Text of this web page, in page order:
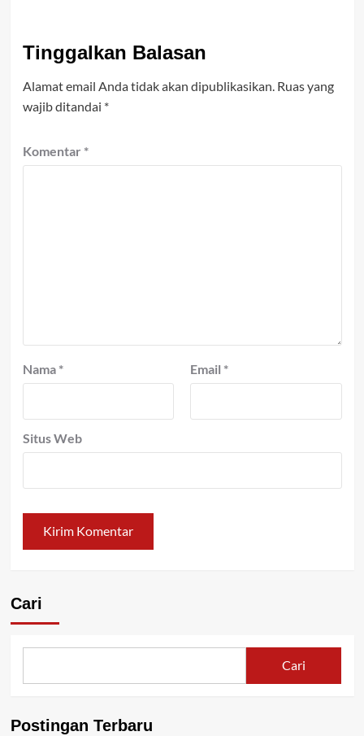
Tinggalkan Balasan
Alamat email Anda tidak akan dipublikasikan. Ruas yang
wajib ditandai *
Komentar *
Nama * Email *
Situs Web
Cari
Cari
Postingan Terbaru